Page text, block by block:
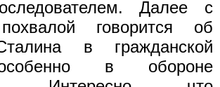
Далее с
говорится об
в гражданской
в обороне